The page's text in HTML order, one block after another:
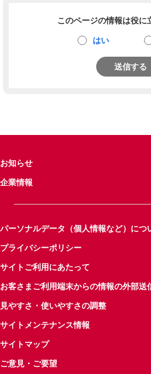
このページの情報は役に
はい
送信する
お知らせ
企業情報
パーソナルデータ（個人情報など）につ
プライバシーポリシー
サイトご利用にあたって
お客さまご利用端末からの情報の外部送
見やすさ・使いやすさの調整
サイトメンテナンス情報
サイトマップ
ご意見・ご要望